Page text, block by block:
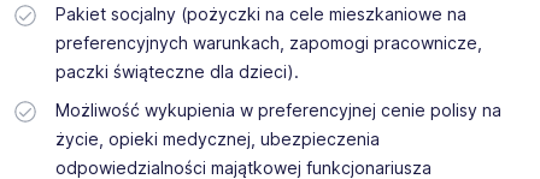
Pakiet socjalny (pożyczki na cele mieszkaniowe na
preferencyjnych warunkach, zapomogi pracownicze,
paczki świąteczne dla dzieci).
Możliwość wykupienia w preferencyjnej cenie polisy na
życie, opieki medycznej, ubezpieczenia
odpowiedzialności majątkowej funkcjonariusza